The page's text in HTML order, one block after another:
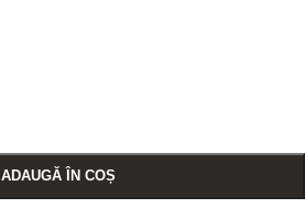
ADAUGĂ ÎN COȘ